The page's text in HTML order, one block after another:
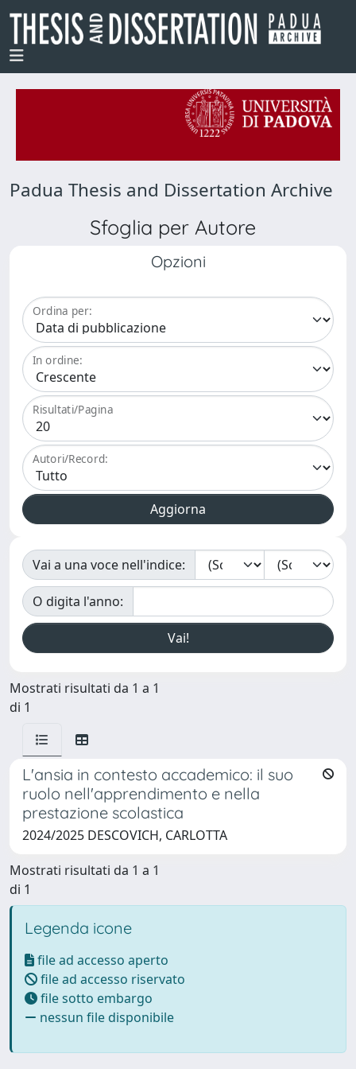
Padua Thesis and Dissertation Archive
Sfoglia per Autore
Opzioni
Ordina per:
In ordine:
Risultati/Pagina
Autori/Record:
Vai a una voce nell'indice:
O digita l'anno:
Mostrati risultati da 1 a 1
di 1
L'ansia in contesto accademico: il suo
ruolo nell'apprendimento e nella
prestazione scolastica
2024/2025 DESCOVICH, CARLOTTA
Mostrati risultati da 1 a 1
di 1
Legenda icone
file ad accesso aperto
file ad accesso riservato
file sotto embargo
nessun file disponibile